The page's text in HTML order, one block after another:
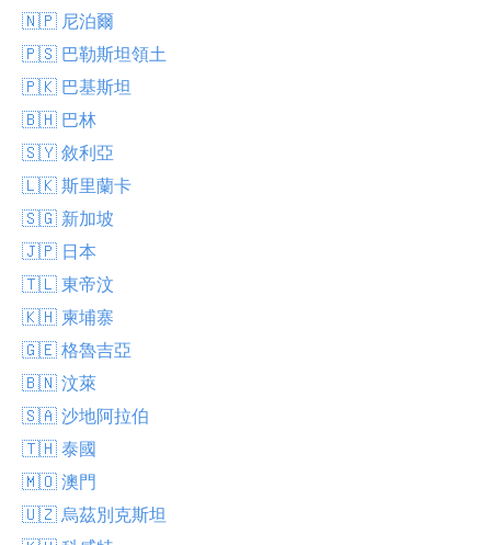
🇳🇵 尼泊爾
🇵🇸 巴勒斯坦領土
🇵🇰 巴基斯坦
🇧🇭 巴林
🇸🇾 敘利亞
🇱🇰 斯里蘭卡
🇸🇬 新加坡
🇯🇵 日本
🇹🇱 東帝汶
🇰🇭 柬埔寨
🇬🇪 格魯吉亞
🇧🇳 汶萊
🇸🇦 沙地阿拉伯
🇹🇭 泰國
🇲🇴 澳門
🇺🇿 烏茲別克斯坦